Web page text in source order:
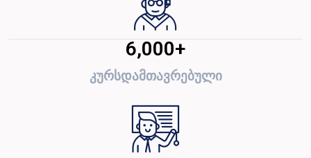
კურსდამთავრებული
6,000+